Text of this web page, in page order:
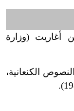
(وزارة
الكنعانية،